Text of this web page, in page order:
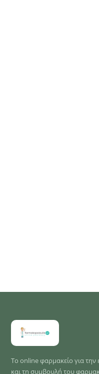
Το online φαρμακείο για
και τη συμβουλή του